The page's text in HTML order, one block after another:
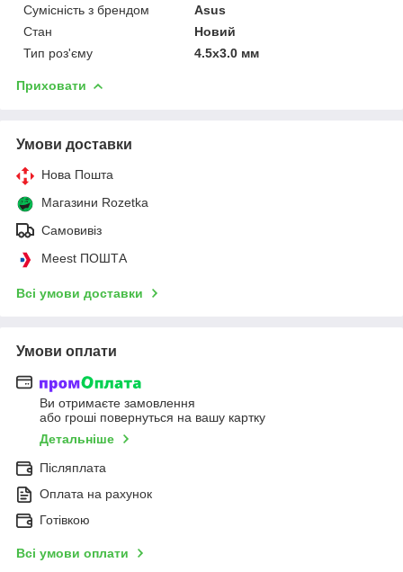
Сумісність з брендом
Asus
Стан
Новий
Тип роз'єму
4.5x3.0 мм
Приховати
Умови доставки
Нова Пошта
Магазини Rozetka
Самовивіз
Meest ПОШТА
Всі умови доставки
Умови оплати
Ви отримаєте замовлення
або гроші повернуться на вашу картку
Детальніше
Післяплата
Оплата на рахунок
Готівкою
Всі умови оплати